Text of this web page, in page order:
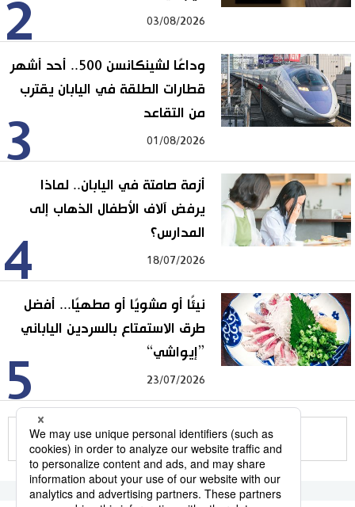
2 03/08/2026
3
وداعًا لشينكانسن 500.. أحد أشهر
قطارات الطلقة في اليابان يقترب
من التقاعد
01/08/2026
4
أزمة صامتة في اليابان.. لماذا
يرفض آلاف الأطفال الذهاب إلى
المدارس؟
18/07/2026
5
نيئًا أو مشويًا أو مطهيًا... أفضل
طرق الاستمتاع بالسردين الياباني
”إيواشي“
23/07/2026
للمزيد